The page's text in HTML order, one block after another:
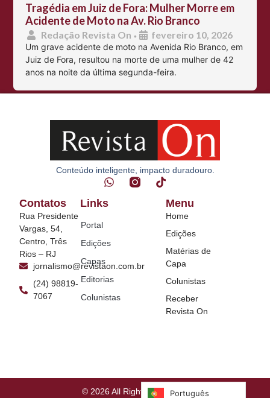
Tragédia em Juiz de Fora: Mulher Morre em
Acidente de Moto na Av. Rio Branco
Redação Revista On • fevereiro 10, 2026
Um grave acidente de moto na Avenida Rio Branco, em
Juiz de Fora, resultou na morte de uma mulher de 42
anos na noite da última segunda-feira.
Conteúdo inteligente, impacto duradouro.
Links
Portal
Edições
Capas
Editorias
Colunistas
Menu
Home
Edições
Matérias de
Capa
Colunistas
Receber
Revista On
Contatos
Rua Presidente
Vargas, 54,
Centro, Três
Rios – RJ
jornalismo@revistaon.com.br
(24) 98819-
7067
© 2026 All Rights Reserved.Português